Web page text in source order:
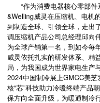
“作为消费电器核心零部件
&Welling威灵在压缩机、电机
到制造全球、引领全球，走出
调压缩机产品公司总经理邱向
为全球产销第一名，到如今每
威灵依托扎实的研发体系、精
局，为我国成为世界家电生产
2024中国制冷展上GMCC美
核“芯”科技助力冷暖终端产品
保方向全面升级，为暖通制冷